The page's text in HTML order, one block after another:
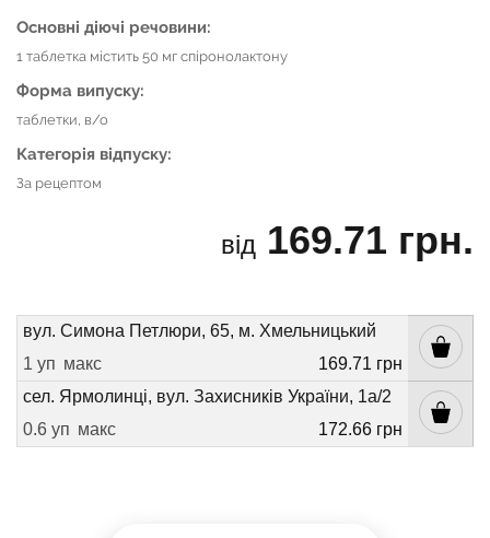
Основні діючі речовини:
1 таблетка містить 50 мг спіронолактону
Форма випуску:
таблетки, в/о
Категорія відпуску:
За рецептом
від 169.71 грн.
вул. Симона Петлюри, 65, м. Хмельницький
1 уп макс
169.71 грн
сел. Ярмолинці, вул. Захисників України, 1а/2
0.6 уп макс 172.66 грн